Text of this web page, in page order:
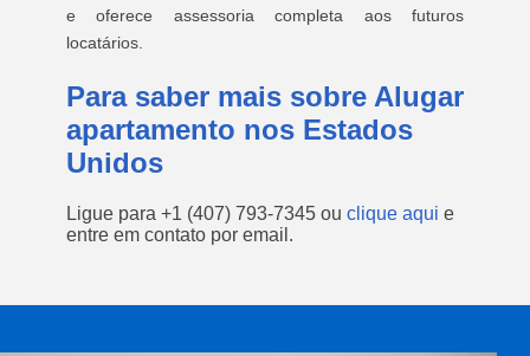
e oferece assessoria completa aos futuros
locatários.
Para saber mais sobre Alugar
apartamento nos Estados
Unidos
Ligue para +1 (407) 793-7345 ou clique aqui e
entre em contato por email.